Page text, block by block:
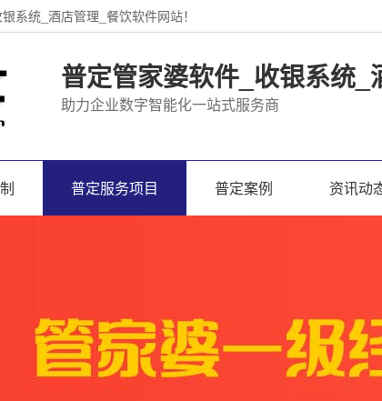
系统_酒店管理_餐饮软件网站！
普定管家婆软件_收银系统
助力企业数字智能化一站式服务商
普定服务项目 普定案例 资讯动